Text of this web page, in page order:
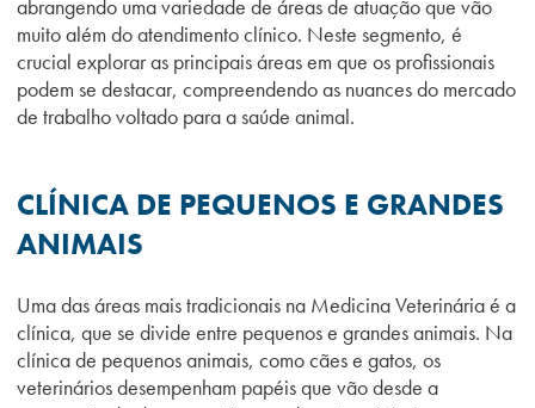
abrangendo uma variedade de áreas de atuação que vão
muito além do atendimento clínico. Neste segmento, é
crucial explorar as principais áreas em que os profissionais
podem se destacar, compreendendo as nuances do mercado
de trabalho voltado para a saúde animal.
CLÍNICA DE PEQUENOS E GRANDES
ANIMAIS
Uma das áreas mais tradicionais na Medicina Veterinária é a
clínica, que se divide entre pequenos e grandes animais. Na
clínica de pequenos animais, como cães e gatos, os
veterinários desempenham papéis que vão desde a